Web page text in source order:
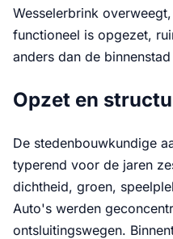
Wesselerbrink
functioneel is opgezet,
anders dan de
Opzet en
De stedenbouwkundige
typerend voor de jaren
dichtheid, groen,
Auto's werden
ontsluitingswegen.